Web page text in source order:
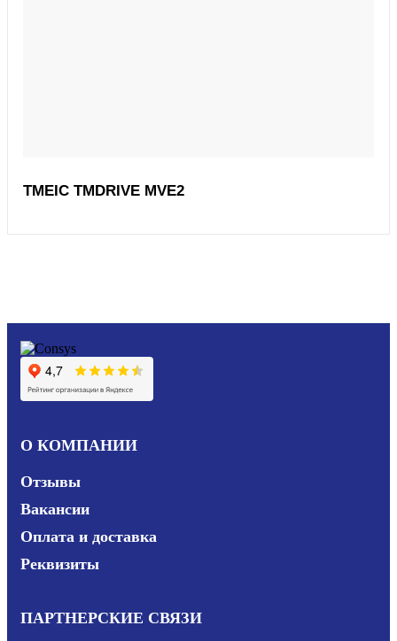
TMEIC TMDRIVE MVE2
О КОМПАНИИ
Отзывы
Вакансии
Оплата и доставка
Реквизиты
ПАРТНЕРСКИЕ СВЯЗИ